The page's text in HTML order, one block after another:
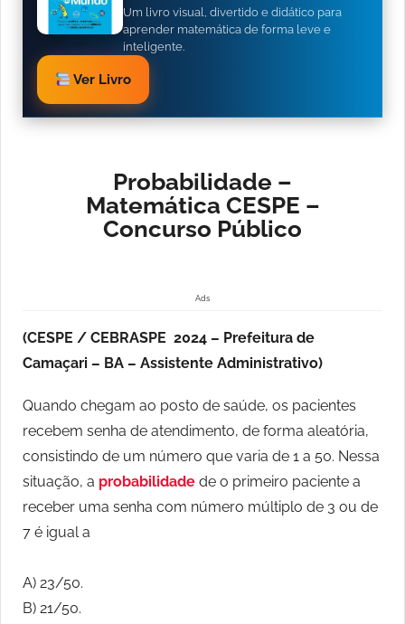
Um livro visual, divertido e didático para
aprender matemática de forma leve e
inteligente.
Ver Livro
Probabilidade –
Matemática CESPE –
Concurso Público
Ads
(CESPE / CEBRASPE 2024 – Prefeitura de
Camaçari – BA – Assistente Administrativo)
Quando chegam ao posto de saúde, os pacientes
recebem senha de atendimento, de forma aleatória,
consistindo de um número que varia de 1 a 50. Nessa
situação, a probabilidade de o primeiro paciente a
receber uma senha com número múltiplo de 3 ou de
7 é igual a
A) 23/50.
B) 21/50.